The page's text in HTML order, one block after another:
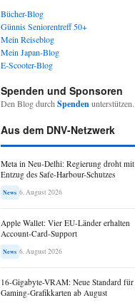
Bücher-Blog
Günnis Seniorentreff 50+
Mein Reiseblog
Mein Japan-Blog
E-Scooter-Blog
Spenden und Sponsoren
Den Blog durch Spendenunterstützen.
Aus dem DNV-Netzwerk
Meta in Neu-Delhi: Regierung droht mit
Entzug des Safe-Harbour-Schutzes
News 6. August 2026
Apple Wallet: Vier EU-Länder erhalten
Account-Card-Support
News 6. August 2026
16-Gigabyte-VRAM: Neue Standard für
Gaming-Grafikkarten ab August